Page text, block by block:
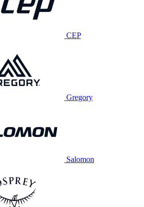
CEP
Gregory
Salomon